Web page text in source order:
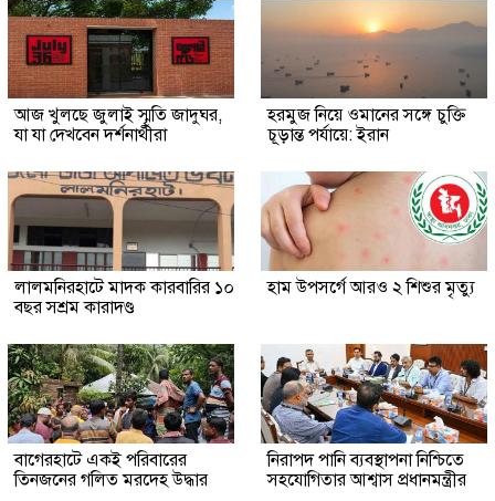
আজ খুলছে জুলাই স্মৃতি জাদুঘর,
যা যা দেখবেন দর্শনার্থীরা
হরমুজ নিয়ে ওমানের সঙ্গে চুক্তি
চূড়ান্ত পর্যায়ে: ইরান
লালমনিরহাটে মাদক কারবারির ১০
বছর সশ্রম কারাদণ্ড
হাম উপসর্গে আরও ২ শিশুর মৃত্যু
‎বাগেরহাটে একই পরিবারের
তিনজনের গলিত মরদেহ উদ্ধার
নিরাপদ পানি ব্যবস্থাপনা নিশ্চিতে
সহযোগিতার আশ্বাস প্রধানমন্ত্রীর